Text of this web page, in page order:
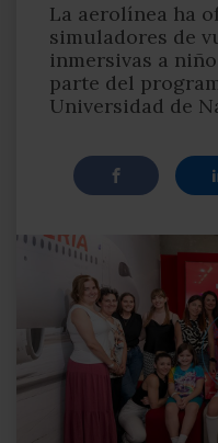
La aerolínea ha
simuladores de
inmersivas a
parte del
Universidad de